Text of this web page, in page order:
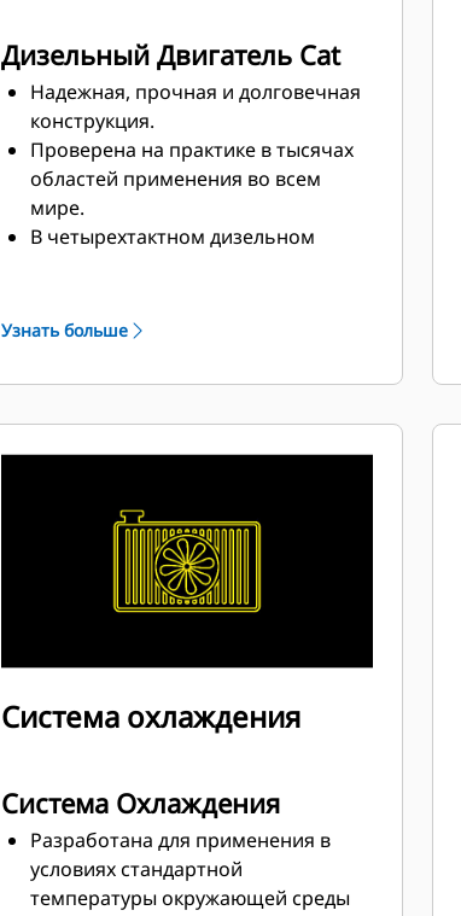
Дизельный Двигатель Cat
Надежная, прочная и долговечная
конструкция.
Проверена на практике в тысячах
областей применения во всем
мире.
В четырехтактном дизельном
производительность и
экономичность при минимальной
Узнать больше
Система охлаждения
Система Охлаждения
Разработана для применения в
условиях стандартной
температуры окружающей среды